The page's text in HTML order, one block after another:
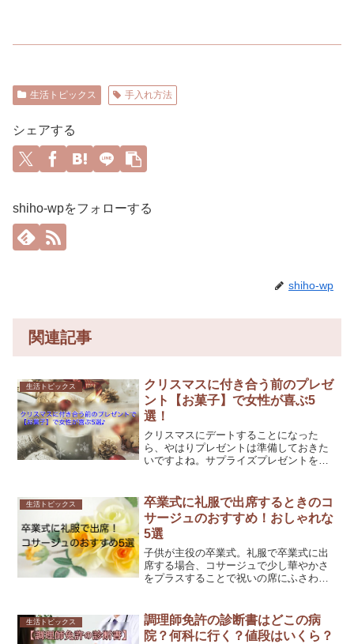
生活トピックス 手入れ方法
シェアする
shiho-wpをフォローする
shiho-wp
関連記事
生活トピックス
クリスマスに付き合う前のプレゼ
ント【お菓子】で女性が喜ぶ5
選！
クリスマスにデートすることになった
ら、やはりプレゼントは準備しておきた
いですよね。サプライズプレゼントをさ
マスプレゼントとして、本当にオススメ
のお菓子をご紹介♪クリスマ...
生活トピックス
卒業式に礼服で出席するときのコ
サージュのおすすめ！おしゃれな
5選
子供が主役の卒業式。礼服で卒業式に出
席する場合、コサージュで少し華やかさ
をプラスすることで祝いの席にふさわし
ージュのオススメを集めました♪まずは、
礼服に合うコサージュを...
生活トピックス
調理師免許の診断書はどこの病
院？何科に行く？値段はいくら？